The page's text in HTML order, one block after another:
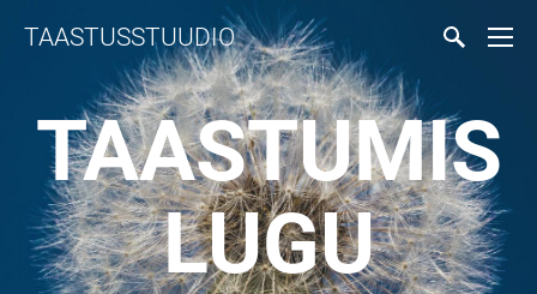
TAASTUSSTUUDIO
TAASTUMIS
LUGU